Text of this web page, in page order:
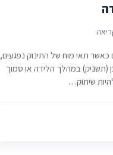
כאשר תאי מוח של התינוק נפגעים,
(תשניק) במהלך הלידה או סמוך
שיתוק…